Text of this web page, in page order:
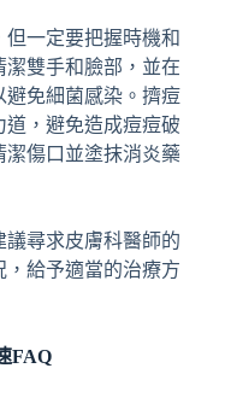
一定要把握時機和
雙手和臉部，並在
免細菌感染。擠痘
道，避免造成痘痘破
傷口並塗抹消炎藥
尋求皮膚科醫師的
給予適當的治療方
FAQ